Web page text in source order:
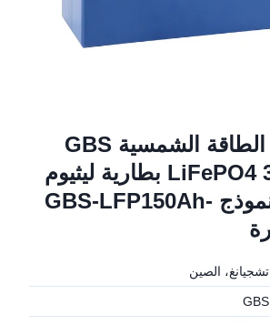
نظام تخزين الطاقة الشمسية GBS
LiFePO4 3.2V 150Ah بطارية ليثيوم
أيون خلية النموذج GBS-LFP150Ah-
تشجيانغ، الصين
GBS